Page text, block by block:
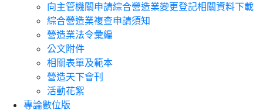
向主管機關申請綜合營造業變更登記相關資料下載
綜合營造業複查申請須知
營造業法令彙編
公文附件
相關表單及範本
營造天下會刊
活動花絮
專論數位版